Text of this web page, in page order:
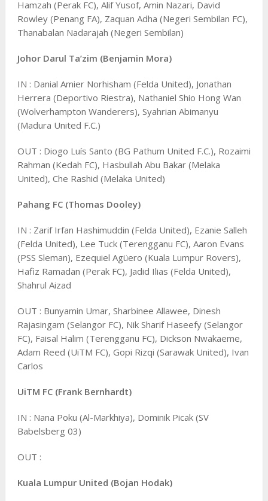
Hamzah (Perak FC), Alif Yusof, Amin Nazari, David
Rowley (Penang FA), Zaquan Adha (Negeri Sembilan FC),
Thanabalan Nadarajah (Negeri Sembilan)
Johor Darul Ta’zim (Benjamin Mora)
IN : Danial Amier Norhisham (Felda United), Jonathan
Herrera (Deportivo Riestra), Nathaniel Shio Hong Wan
(Wolverhampton Wanderers), Syahrian Abimanyu
(Madura United F.C.)
OUT : Diogo Luís Santo (BG Pathum United F.C.), Rozaimi
Rahman (Kedah FC), Hasbullah Abu Bakar (Melaka
United), Che Rashid (Melaka United)
Pahang FC (Thomas Dooley)
IN : Zarif Irfan Hashimuddin (Felda United), Ezanie Salleh
(Felda United), Lee Tuck (Terengganu FC), Aaron Evans
(PSS Sleman), Ezequiel Agüero (Kuala Lumpur Rovers),
Hafiz Ramadan (Perak FC), Jadid Ilias (Felda United),
Shahrul Aizad
OUT : Bunyamin Umar, Sharbinee Allawee, Dinesh
Rajasingam (Selangor FC), Nik Sharif Haseefy (Selangor
FC), Faisal Halim (Terengganu FC), Dickson Nwakaeme,
Adam Reed (UiTM FC), Gopi Rizqi (Sarawak United), Ivan
Carlos
UiTM FC (Frank Bernhardt)
IN : Nana Poku (Al-Markhiya), Dominik Picak (SV
Babelsberg 03)
OUT :
Kuala Lumpur United (Bojan Hodak)